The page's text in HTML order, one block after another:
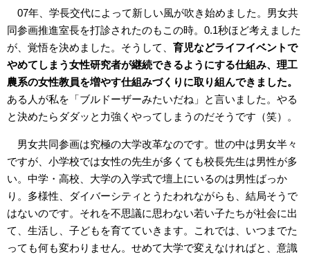
07年、学長交代によって新しい風が吹き始めました。男女共
同参画推進室長を打診されたのもこの時。0.1秒ほど考えました
が、覚悟を決めました。そうして、 育児などライフイベントで
やめてしまう女性研究者が継続できるようにする仕組み、理工
農系の女性教員を増やす仕組みづくりに取り組んできました。
ある人が私を「ブルドーザーみたいだね」と言いました。やる
と決めたらダダッと力強くやってしまうのだそうです（笑）。
男女共同参画は究極の大学改革なのです。世の中は男女半々
ですが、小学校では女性の先生が多くても校長先生は男性が多
い。中学・高校、大学の入学式で壇上にいるのは男性ばっか
り。多様性、ダイバーシティとうたわれながらも、結局そうで
はないのです。それを不思議に思わない若い子たちが社会に出
て、生活し、子どもを育てていきます。これでは、いつまでた
っても何も変わりません。せめて大学で変えなければと、意識